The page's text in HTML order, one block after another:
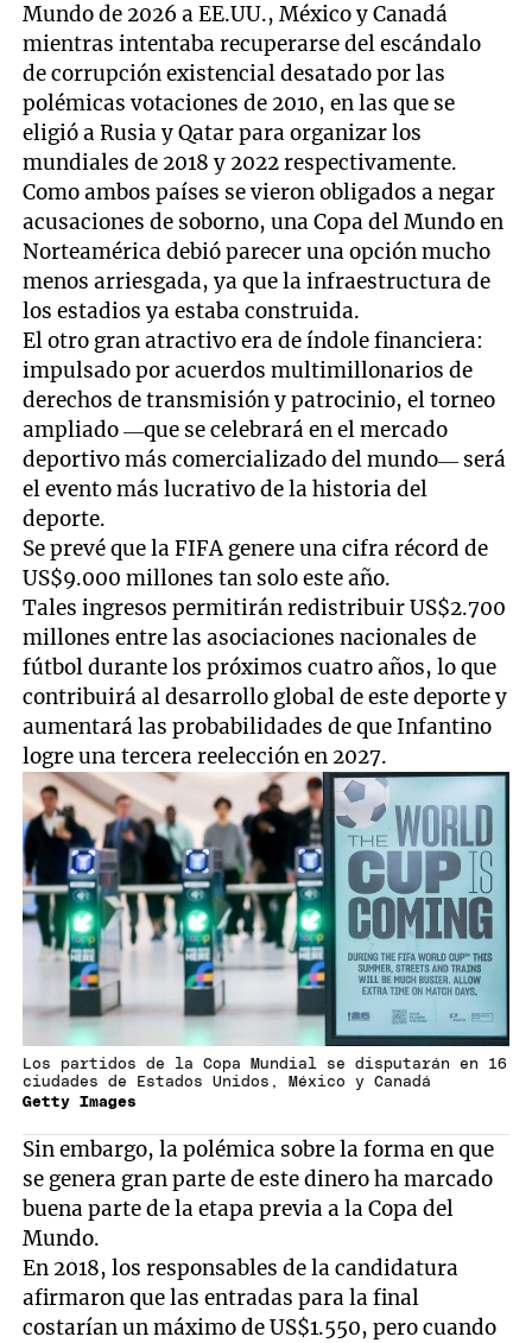
Mundo de 2026 a EE.UU., México y Canadá
mientras intentaba recuperarse del escándalo
de corrupción existencial desatado por las
polémicas votaciones de 2010, en las que se
eligió a Rusia y Qatar para organizar los
mundiales de 2018 y 2022 respectivamente.
Como ambos países se vieron obligados a negar
acusaciones de soborno, una Copa del Mundo en
Norteamérica debió parecer una opción mucho
menos arriesgada, ya que la infraestructura de
los estadios ya estaba construida.
El otro gran atractivo era de índole financiera:
impulsado por acuerdos multimillonarios de
derechos de transmisión y patrocinio, el torneo
ampliado —que se celebrará en el mercado
deportivo más comercializado del mundo— será
el evento más lucrativo de la historia del
deporte.
Se prevé que la FIFA genere una cifra récord de
US$9.000 millones tan solo este año.
Tales ingresos permitirán redistribuir US$2.700
millones entre las asociaciones nacionales de
fútbol durante los próximos cuatro años, lo que
contribuirá al desarrollo global de este deporte y
aumentará las probabilidades de que Infantino
logre una tercera reelección en 2027.
Getty Images
Los partidos de la Copa Mundial se disputarán en 16
ciudades de Estados Unidos, México y Canadá
Sin embargo, la polémica sobre la forma en que
se genera gran parte de este dinero ha marcado
buena parte de la etapa previa a la Copa del
Mundo.
En 2018, los responsables de la candidatura
afirmaron que las entradas para la final
costarían un máximo de US$1.550, pero cuando